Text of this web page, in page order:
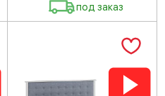
под заказ